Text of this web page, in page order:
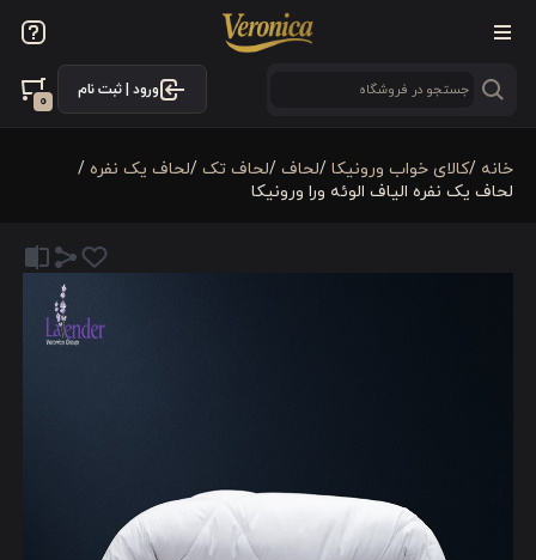
ورود | ثبت نام
0
خانه /کالای خواب ورونیکا /لحاف /لحاف تک /لحاف یک نفره /
لحاف یک نفره الیاف الوئه ورا ورونیکا